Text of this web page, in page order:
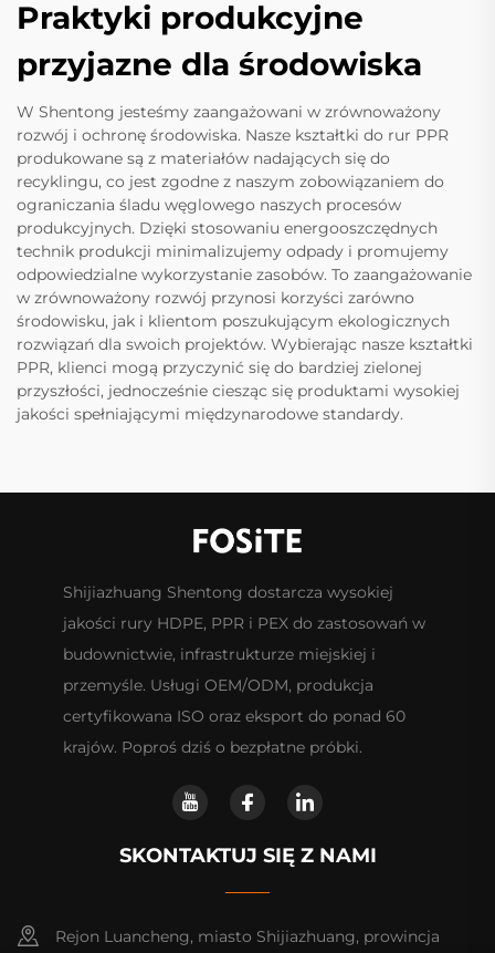
Praktyki produkcyjne
przyjazne dla środowiska
W Shentong jesteśmy zaangażowani w zrównoważony
rozwój i ochronę środowiska. Nasze kształtki do rur PPR
produkowane są z materiałów nadających się do
recyklingu, co jest zgodne z naszym zobowiązaniem do
ograniczania śladu węglowego naszych procesów
produkcyjnych. Dzięki stosowaniu energooszczędnych
technik produkcji minimalizujemy odpady i promujemy
odpowiedzialne wykorzystanie zasobów. To zaangażowanie
w zrównoważony rozwój przynosi korzyści zarówno
środowisku, jak i klientom poszukującym ekologicznych
rozwiązań dla swoich projektów. Wybierając nasze kształtki
PPR, klienci mogą przyczynić się do bardziej zielonej
przyszłości, jednocześnie ciesząc się produktami wysokiej
jakości spełniającymi międzynarodowe standardy.
Shijiazhuang Shentong dostarcza wysokiej
jakości rury HDPE, PPR i PEX do zastosowań w
budownictwie, infrastrukturze miejskiej i
przemyśle. Usługi OEM/ODM, produkcja
certyfikowana ISO oraz eksport do ponad 60
krajów. Poproś dziś o bezpłatne próbki.
SKONTAKTUJ SIĘ Z NAMI
Rejon Luancheng, miasto Shijiazhuang, prowincja